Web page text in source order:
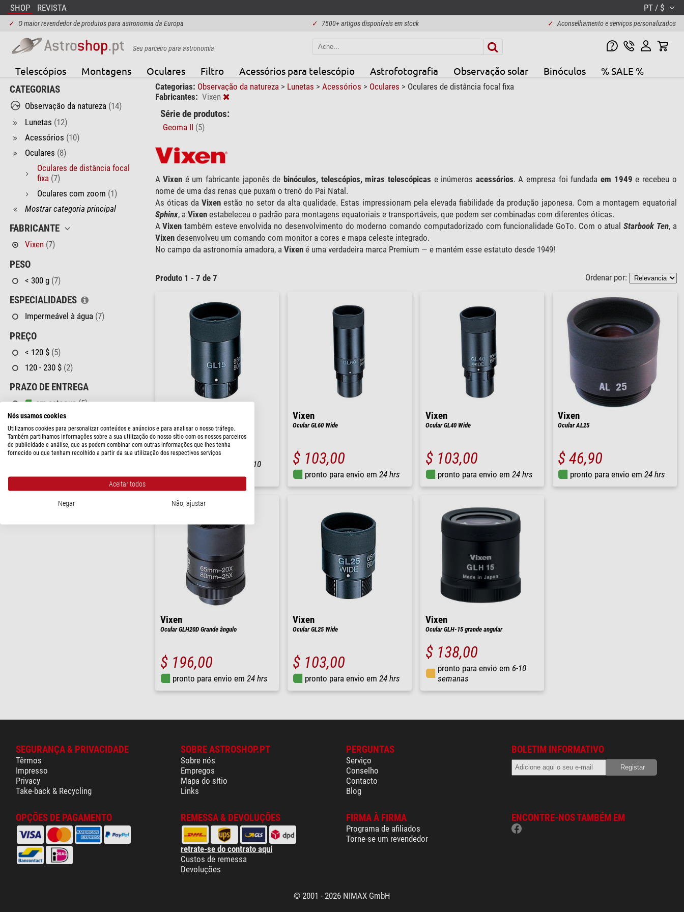
SHOP REVISTA PT / $
✓ O maior revendedor de produtos para astronomia da Europa ✓ 7500+ artigos disponíveis em stock ✓ Aconselhamento e serviços personalizados
Seu parceiro para astronomia
Telescópios Montagens Oculares Filtro Acessórios para telescópio Astrofotografia Observação solar Binóculos % SALE %
CATEGORIAS
Observação da natureza (14)
Lunetas (12)
Acessórios (10)
Oculares (8)
Oculares de distância focal
fixa (7)
Oculares com zoom (1)
Mostrar categoria principal
FABRICANTE
Vixen (7)
PESO
< 300 g (7)
ESPECIALIDADES
Impermeável à água (7)
PREÇO
< 120 $ (5)
120 - 230 $ (2)
PRAZO DE ENTREGA
em estoque(5)
curto prazo
Categorias: Observação da natureza > Lunetas > Acessórios > Oculares > Oculares de distância focal fixa
Fabricantes: Vixen
Série de produtos:
Geoma II (5)
AVixen é um fabricante japonês de binóculos, telescópios, miras telescópicas e inúmeros acessórios. A empresa foi fundada em 1949 e recebeu o
nome de uma das renas que puxam o trenó do Pai Natal.
As óticas da Vixenestão no setor da alta qualidade. Estas impressionam pela elevada fiabilidade da produção japonesa. Com a montagem equatorial
Sphinx, a Vixenestabeleceu o padrão para montagens equatoriais e transportáveis, que podem ser combinadas com diferentes óticas.
AVixen também esteve envolvida no desenvolvimento do moderno comando computadorizado com funcionalidade GoTo. Com o atualStarbook Ten, a
Vixendesenvolveu um comando com monitor a cores e mapa celeste integrado.
No campo da astronomia amadora, a Vixené uma verdadeira marca Premium — e mantém esse estatuto desde 1949!
Produto 1 - 7 de 7 Ordenar por:
Ocular GL15
$ 69,00
6-10
semanas
Vixen
Ocular GL60 Wide
$ 103,00
pronto para envio em 24 hrs
Vixen
Ocular GL40 Wide
$ 103,00
pronto para envio em 24 hrs
Vixen
Ocular AL25
$ 46,90
pronto para envio em 24 hrs
Vixen
Ocular GLH20D Grande ângulo
$ 196,00
pronto para envio em 24 hrs
Vixen
Ocular GL25 Wide
$ 103,00
pronto para envio em 24 hrs
Vixen
Ocular GLH-15 grande angular
$ 138,00
pronto para envio em 6-10
semanas
SEGURANÇA & PRIVACIDADE
Têrmos
Impresso
Privacy
Take-back & Recycling
SOBRE ASTROSHOP.PT
Sobre nós
Empregos
Mapa do sítio
Links
PERGUNTAS
Serviço
Conselho
Contacto
Blog
BOLETIM INFORMATIVO
OPÇÕES DE PAGAMENTO REMESSA & DEVOLUÇÕES
retrate-se do contrato aqui
Custos de remessa
Devoluções
FIRMA À FIRMA
Programa de afiliados
Torne-se um revendedor
ENCONTRE-NOS TAMBÉM EM
© 2001 - 2026 NIMAX GmbH
Nós usamos cookies
Utilizamos cookies para personalizar conteúdos e anúncios e para analisar o nosso tráfego.
Também partilhamos informações sobre a sua utilização do nosso sítio com os nossos parceiros
de publicidade e análise, que as podem combinar com outras informações que lhes tenha
fornecido ou que tenham recolhido a partir da sua utilização dos respectivos serviços
Aceitar todos
Negar Não, ajustar